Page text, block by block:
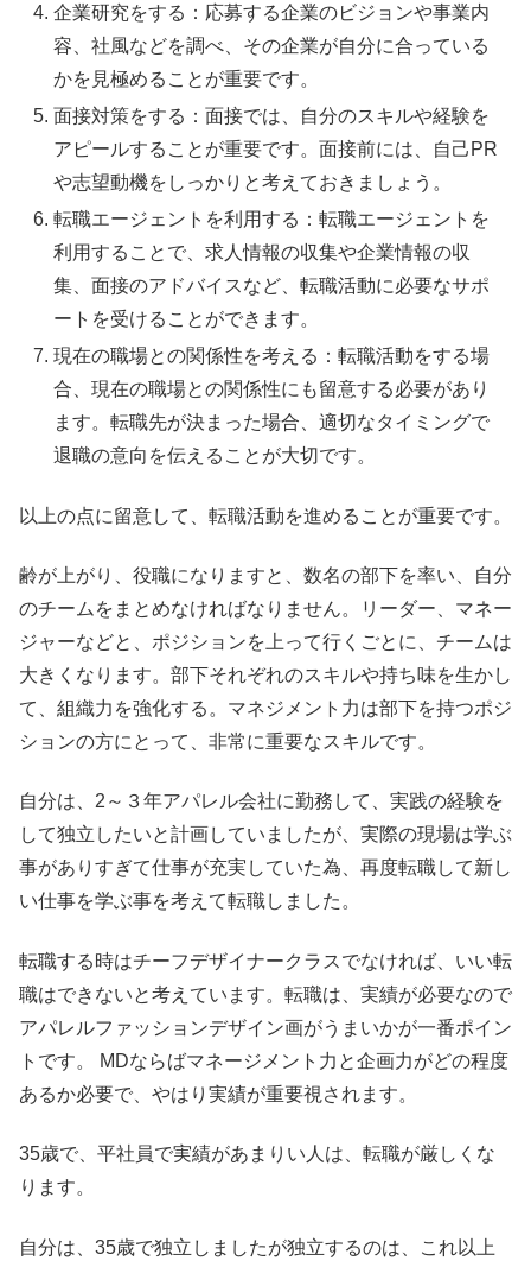
企業研究をする：応募する企業のビジョンや事業内
容、社風などを調べ、その企業が自分に合っている
かを見極めることが重要です。
面接対策をする：面接では、自分のスキルや経験を
アピールすることが重要です。面接前には、自己PR
や志望動機をしっかりと考えておきましょう。
転職エージェントを利用する：転職エージェントを
利用することで、求人情報の収集や企業情報の収
集、面接のアドバイスなど、転職活動に必要なサポ
ートを受けることができます。
現在の職場との関係性を考える：転職活動をする場
合、現在の職場との関係性にも留意する必要があり
ます。転職先が決まった場合、適切なタイミングで
退職の意向を伝えることが大切です。
以上の点に留意して、転職活動を進めることが重要です。
齢が上がり、役職になりますと、数名の部下を率い、自分
のチームをまとめなければなりません。リーダー、マネー
ジャーなどと、ポジションを上って行くごとに、チームは
大きくなります。部下それぞれのスキルや持ち味を生かし
て、組織力を強化する。マネジメント力は部下を持つポジ
ションの方にとって、非常に重要なスキルです。
自分は、2～３年アパレル会社に勤務して、実践の経験を
して独立したいと計画していましたが、実際の現場は学ぶ
事がありすぎて仕事が充実していた為、再度転職して新し
い仕事を学ぶ事を考えて転職しました。
転職する時はチーフデザイナークラスでなければ、いい転
職はできないと考えています。転職は、実績が必要なので
アパレルファッションデザイン画がうまいかが一番ポイン
トです。 MDならばマネージメント力と企画力がどの程度
あるか必要で、やはり実績が重要視されます。
35歳で、平社員で実績があまりい人は、転職が厳しくな
ります。
自分は、35歳で独立しましたが独立するのは、これ以上